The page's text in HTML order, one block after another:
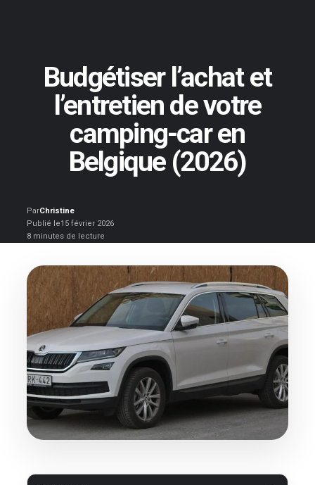
Budgétiser l’achat et
l’entretien de votre
camping-car en
Belgique (2026)
ParChristine
Publié le15 février 2026
8 minutes de lecture